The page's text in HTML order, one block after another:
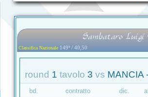
Sambataro Luigi
Classifica Nazionale 149ª / 40,50
round 1 tavolo 3 vs MANCIA
bd. contratto dic.